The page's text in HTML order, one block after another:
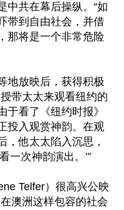
中共在幕后操纵。“如
带到自由社会，并借
那将是一个非常危险
地放映后，获得积极
带太太来观看纽约的
于看了《纽约时报》
投入观赏神韵。在观
，他太太陷入沉思，
一次神韵演出。’”
Telfer）很高兴公映
澳洲这样包容的社会